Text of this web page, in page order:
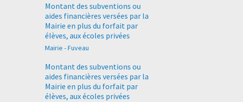
Montant des subventions ou
aides financières versées par la
Mairie en plus du forfait par
élèves, aux écoles privées
Mairie - Fuveau
Montant des subventions ou
aides financières versées par la
Mairie en plus du forfait par
élèves, aux écoles privées